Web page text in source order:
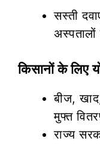
सस्ती
किसानों के लिए
बीज,
मुफ्त
राज्य